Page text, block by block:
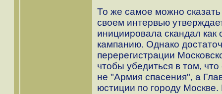
То же самое можно
своем интервью
инициировала скандал
кампанию. Однако
перерегистрации
чтобы убедиться в том,
не "Армия спасения", а
юстиции по городу